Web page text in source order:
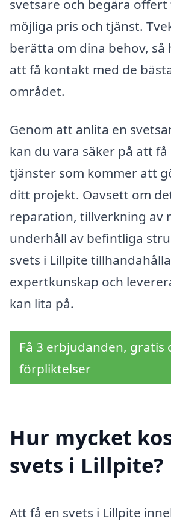
svetsare och begära
möjliga pris och tjänst.
berätta om dina behov, så
att få kontakt med de
området.
Genom att anlita en
kan du vara säker på att
tjänster som kommer att
ditt projekt. Oavsett om
reparation, tillverkning av
underhåll av befintliga
svets i Lillpite tillhandahålla
expertkunskap och
kan lita på.
Få 3 erbjudanden, gratis
förpliktelser
Hur mycket
svets i Lillpite?
Att få en svets i Lillpite